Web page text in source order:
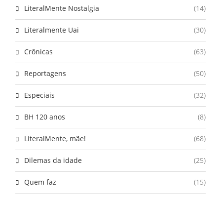
LiteralMente Nostalgia (14)
Literalmente Uai (30)
Crônicas (63)
Reportagens (50)
Especiais (32)
BH 120 anos (8)
LiteralMente, mãe! (68)
Dilemas da idade (25)
Quem faz (15)